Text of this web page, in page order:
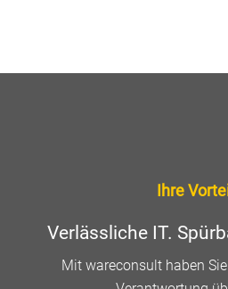
Ihre
Verlässliche IT.
Mit wareconsult haben